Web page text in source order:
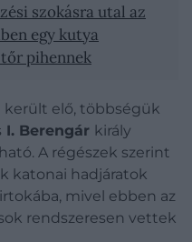
szokásra utal az
egy kutya
pihennek
került elő, többségük
I. Berengár király
A régészek szerint
katonai hadjáratok
mivel ebben az
rendszeresen vettek